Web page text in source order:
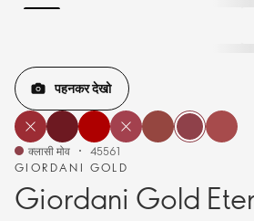
GIORDANI GOLD
Giordani Gold
पहनकर देखो
क्लासी मोव 45561